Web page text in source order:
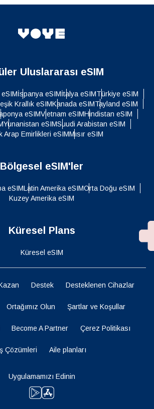
Uluslararası eSIM
İspanya eSIMİtalya eSIMTürkiye eSIM
Krallık eSIMKanada eSIMTayland eSIM
eSIMVietnam eSIMHindistan eSIM
Yunanistan eSIMSuudi Arabistan eSIM
Arap Emirlikleri eSIMMısır eSIM
Bölgesel eSIM'ler
eSIMLatin Amerika eSIMOrta Doğu eSIM
Kuzey Amerika eSIM
Küresel Plans
Küresel eSIM
Destek Desteklenen Cihazlar
Ortağımız Olun Şartlar ve Koşullar
Become A Partner Çerez Politikası
Çözümleri Aile planları
Uygulamamızı Edinin